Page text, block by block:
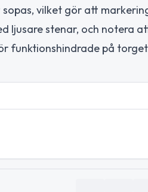
vilket gör att
ljusare stenar, och notera
funktionshindrade på